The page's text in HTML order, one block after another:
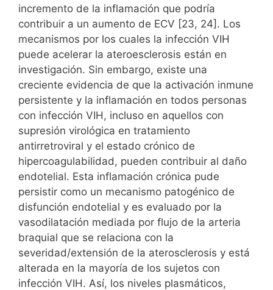
incremento de la inflamación que podría
contribuir a un aumento de ECV [23, 24]. Los
mecanismos por los cuales la infección VIH
puede acelerar la ateroesclerosis están en
investigación. Sin embargo, existe una
creciente evidencia de que la activación inmune
persistente y la inflamación en todos personas
con infección VIH, incluso en aquellos con
supresión virológica en tratamiento
antirretroviral y el estado crónico de
hipercoagulabilidad, pueden contribuir al daño
endotelial. Esta inflamación crónica pude
persistir como un mecanismo patogénico de
disfunción endotelial y es evaluado por la
vasodilatación mediada por flujo de la arteria
braquial que se relaciona con la
severidad/extensión de la aterosclerosis y está
alterada en la mayoría de los sujetos con
infección VIH. Así, los niveles plasmáticos,